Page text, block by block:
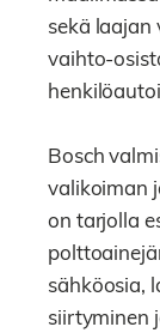
sekä laajan
vaihto-
Bosch
valikoiman
on tarjolla
sähköosia,
siirtyminen